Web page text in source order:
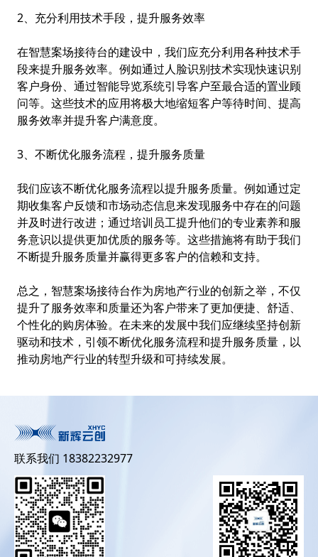
2、充分利用技术手段，提升服务效率
在智慧案场接待台的建设中，我们应充分利用各种技术手
段来提升服务效率。例如通过人脸识别技术实现快速识别
客户身份、通过智能导览系统引导客户至最合适的置业顾
问等。这些技术的应用将极大地缩短客户等待时间、提高
服务效率并提升客户满意度。
3、不断优化服务流程，提升服务质量
我们应该不断优化服务流程以提升服务质量。例如通过定
期收集客户反馈和市场动态信息来发现服务中存在的问题
并及时进行改进；通过培训员工提升他们的专业素养和服
务意识以提供更加优质的服务等。这些措施将有助于我们
不断提升服务质量并赢得更多客户的信赖和支持。
总之，智慧案场接待台作为房地产行业的创新之举，不仅
提升了服务效率和质量还为客户带来了更加便捷、舒适、
个性化的购房体验。在未来的发展中我们应继续坚持创新
驱动和技术，引领不断优化服务流程和提升服务质量，以
推动房地产行业的转型升级和可持续发展。
联系我们 18382232977